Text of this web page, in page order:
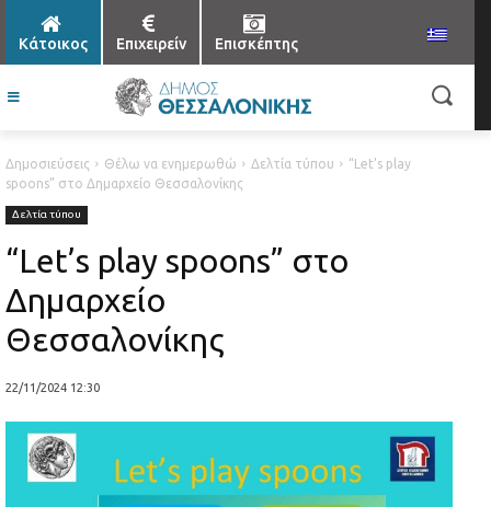
Κάτοικος Επιχειρείν Επισκέπτης
Δημοσιεύσεις Θέλω να ενημερωθώ Δελτία τύπου
“Let’s play
spoons” στο Δημαρχείο Θεσσαλονίκης
Δελτία τύπου
“Let’s play spoons” στο
Δημαρχείο
Θεσσαλονίκης
22/11/2024 12:30